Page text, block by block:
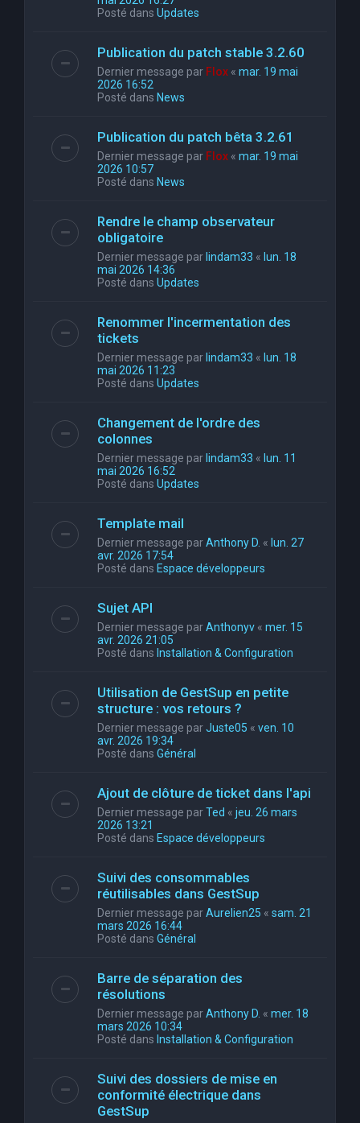
Posté dans Updates
Publication du patch stable 3.2.60
Dernier message par Flox « mar. 19 mai
2026 16:52
Posté dans News
Publication du patch bêta 3.2.61
Dernier message par Flox « mar. 19 mai
2026 10:57
Posté dans News
Rendre le champ observateur
obligatoire
Dernier message par lindam33 « lun. 18
mai 2026 14:36
Posté dans Updates
Renommer l'incermentation des
tickets
Dernier message par lindam33 « lun. 18
mai 2026 11:23
Posté dans Updates
Changement de l'ordre des
colonnes
Dernier message par lindam33 « lun. 11
mai 2026 16:52
Posté dans Updates
Template mail
Dernier message parAnthony D. « lun. 27
avr. 2026 17:54
Posté dans Espace développeurs
Sujet API
Dernier message parAnthonyv « mer. 15
avr. 2026 21:05
Posté dans Installation & Configuration
Utilisation de GestSup en petite
structure : vos retours ?
Dernier message parJuste05 « ven. 10
avr. 2026 19:34
Posté dans Général
Ajout de clôture de ticket dans l'api
Dernier message parTed « jeu. 26 mars
2026 13:21
Posté dans Espace développeurs
Suivi des consommables
réutilisables dans GestSup
Dernier message parAurelien25 « sam. 21
mars 2026 16:44
Posté dans Général
Barre de séparation des
résolutions
Dernier message parAnthony D. « mer. 18
mars 2026 10:34
Posté dans Installation & Configuration
Suivi des dossiers de mise en
conformité électrique dans
GestSup